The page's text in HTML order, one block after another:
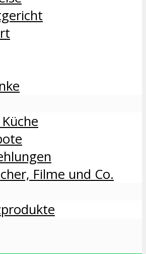
Filme und Co.